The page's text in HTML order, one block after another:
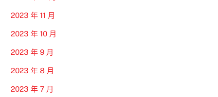
2023 年 11 月
2023 年 10 月
2023 年 9 月
2023 年 8 月
2023 年 7 月